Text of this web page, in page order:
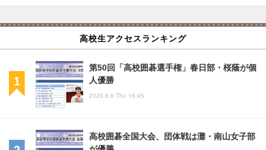
高校生アクセスランキング
第50回「高校囲碁選手権」春日部・桜蔭が個
人優勝
2026.8.6 Thu 16:45
高校囲碁全国大会、団体戦は灘・南山女子部
が優勝